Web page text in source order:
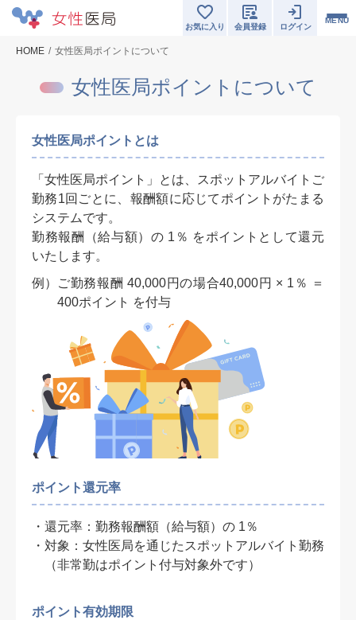
MENU
お気に入り 会員登録 ログイン
HOME 女性医局ポイントについて
女性医局ポイントについて
女性医局ポイントとは
「女性医局ポイント」とは、スポットアルバイトご
勤務1回ごとに、報酬額に応じてポイントがたまる
システムです。
勤務報酬（給与額）の 1％ をポイントとして還元
いたします。
例）
ご勤務報酬 40,000円の場合40,000円 × 1％ ＝
400ポイント を付与
ポイント還元率
還元率：勤務報酬額（給与額）の 1％
対象：女性医局を通じたスポットアルバイト勤務
（非常勤はポイント付与対象外です）
ポイント有効期限